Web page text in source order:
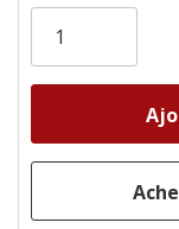
vous!
plus